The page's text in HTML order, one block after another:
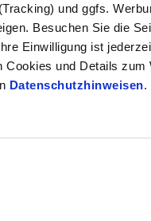
und ggfs.
Besuchen Sie die
Einwilligung ist
und Details zum
Datenschutzhinweisen.
nach WLTP) :5.10
WLTP) :117 g CO /km
nach WLTP)